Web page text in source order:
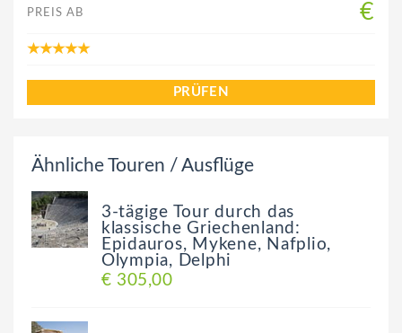
PREIS AB €
PRÜFEN
Ähnliche Touren / Ausflüge
3-tägige Tour durch das
klassische Griechenland:
Epidauros, Mykene, Nafplio,
Olympia, Delphi
€ 305,00